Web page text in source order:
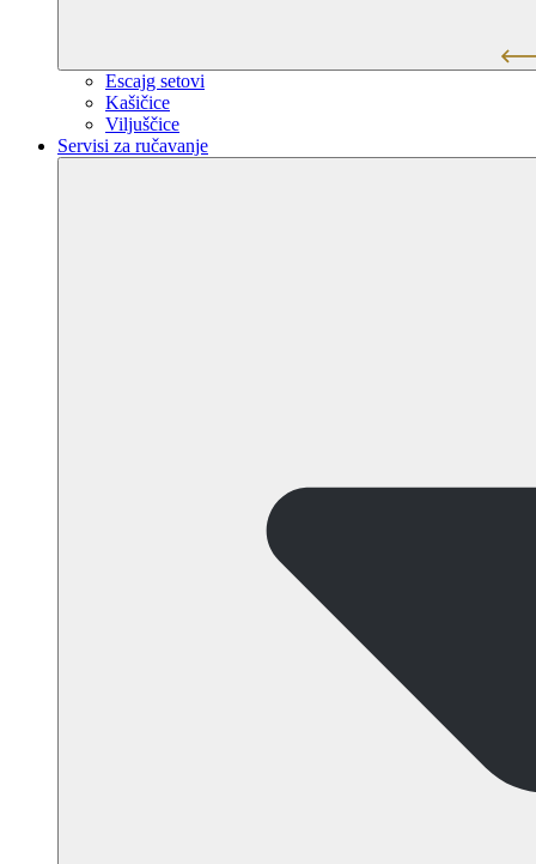
Escajg setovi
Kašičice
Viljuščice
Servisi za ručavanje